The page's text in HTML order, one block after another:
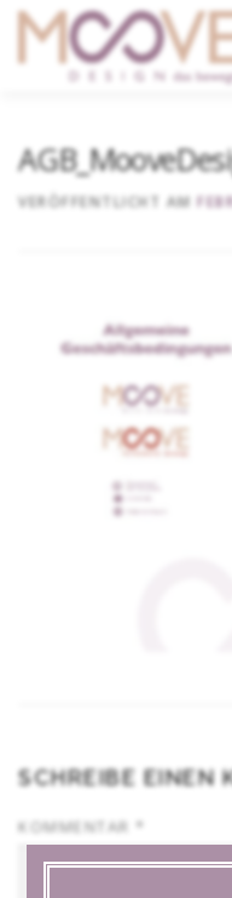
content
VERÖFFENTLICHT AM
SCHREIBE EINEN
KOMMENTAR *